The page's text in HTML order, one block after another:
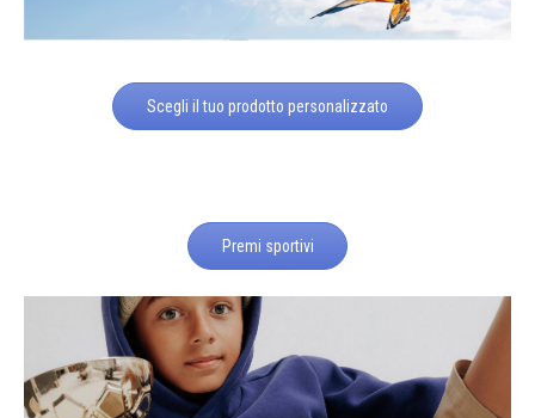
Scegli il tuo prodotto personalizzato
Premi sportivi